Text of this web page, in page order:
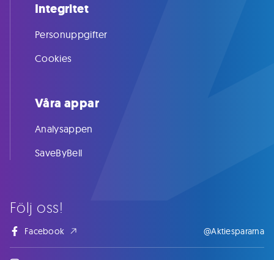
Följ oss!
Facebook @Aktiespararna
Integritet
Personuppgifter
Cookies
Våra appar
Analysappen
SaveByBell